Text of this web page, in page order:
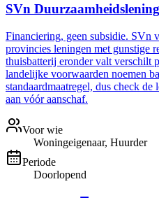
SVn Duurzaamheidslening
Financiering, geen subsidie. SVn
provincies leningen met gunstige
thuisbatterij eronder valt verschilt
landelijke voorwaarden noemen
standaardmaatregel, dus check
aan vóór aanschaf.
Voor wie
Woningeigenaar, Huurder
Periode
Doorlopend